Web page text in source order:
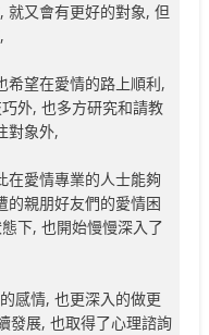
就又會有更好的對象, 但
希望在愛情的路上順利,
外, 也多方研究和請教
對象外,
在愛情專業的人士能夠
的親朋好友們的愛情困
下, 也開始慢慢深入了
感情, 也更深入的做更
發展, 也取得了心理諮詢